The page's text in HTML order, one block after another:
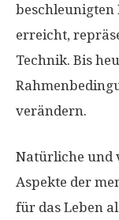
erreicht,
Technik. Bis
verändern.
Natürliche und
Aspekte der
für das Leben